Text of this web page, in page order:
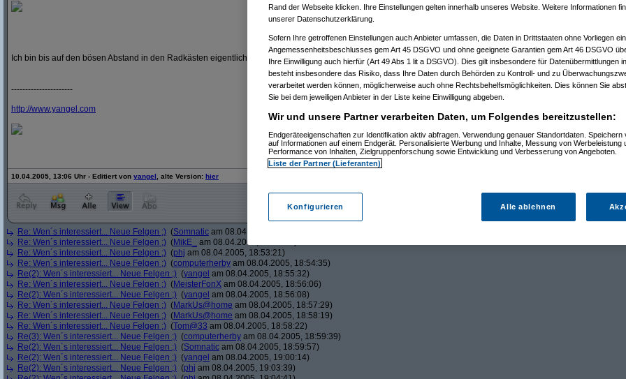
Ich bin bis auf den bösen Abstand in den Radkästen eigentlich ganz zufrieden
----------------------
http://www.yangel.com
10.04.2005, 13:06 Uhr - Editiert von yangel , alte Version: hier
Re: Wen´s interessiert... Neue Felgen ;) (Somnatic am 08.04.2005, 18:52:38)
Re: Wen´s interessiert... Neue Felgen ;) (MikE_
am 08.04.2005, 18:53:05)
Re: Wen´s interessiert... Neue Felgen ;) (phj am 08.04.2005, 18:53:21)
Re: Wen´s interessiert... Neue Felgen ;) (computerherby am 08.04.2005, 18:54:35)
Re(2): Wen´s interessiert... Neue Felgen ;) (yangel am 08.04.2005, 18:55:32)
Re: Wen´s interessiert... Neue Felgen ;) (MeisterFonX am 08.04.2005, 18:56:06)
Re(2): Wen´s interessiert... Neue Felgen ;) (yangel am 08.04.2005, 18:56:08)
Re: Wen´s interessiert... Neue Felgen ;) (MarkUs@home am 08.04.2005, 18:57:29)
Re: Wen´s interessiert... Neue Felgen ;) (MarkUs@home am 08.04.2005, 18:58:19)
Re: Wen´s interessiert... Neue Felgen ;) (Tom@33 am 08.04.2005, 18:58:22)
Re(3): Wen´s interessiert... Neue Felgen ;) (computerherby am 08.04.2005, 18:59:39)
Re(2): Wen´s interessiert... Neue Felgen ;) (Somnatic am 08.04.2005, 18:59:57)
Re(2): Wen´s interessiert... Neue Felgen ;) (yangel am 08.04.2005, 19:00:14)
Re(2): Wen´s interessiert... Neue Felgen ;) (phj am 08.04.2005, 19:03:39)
Rand der Webseite klicken. Ihre Einstellungen gelten innerhalb unseres Website. Weitere Informationen
unserer Datenschutzerklärung.
Sofern Ihre getroffenen Einstellungen auch Anbieter umfassen, die Daten in Drittstaaten ohne Vorliegen
Angemessenheitsbeschlusses gem Art 45 DSGVO und ohne geeignete Garantien gem Art 46 DSGVO
Ihre Einwilligung auch hierfür (Art 49 Abs 1 lit a DSGVO). Dies gilt insbesondere für Datenübermittlungen
besteht insbesondere das Risiko, dass Ihre Daten durch Behörden zu Kontroll- und zu
verarbeitet werden können, möglicherweise auch ohne Rechtsbehelfsmöglichkeiten. Dies können Sie
Sie bei dem jeweiligen Anbieter in der Liste keine Einwilligung abgeben.
Wir und unsere Partner verarbeiten Daten, um Folgendes bereitzustellen:
Endgeräteeigenschaften zur Identifikation aktiv abfragen. Verwendung genauer Standortdaten. Speichern
auf Informationen auf einem Endgerät. Personalisierte Werbung und Inhalte, Messung von Werbeleistung
Performance von Inhalten, Zielgruppenforschung sowie Entwicklung und Verbesserung von Angeboten.
Liste der Partner (Lieferanten)
Konfigurieren Alle ablehnen